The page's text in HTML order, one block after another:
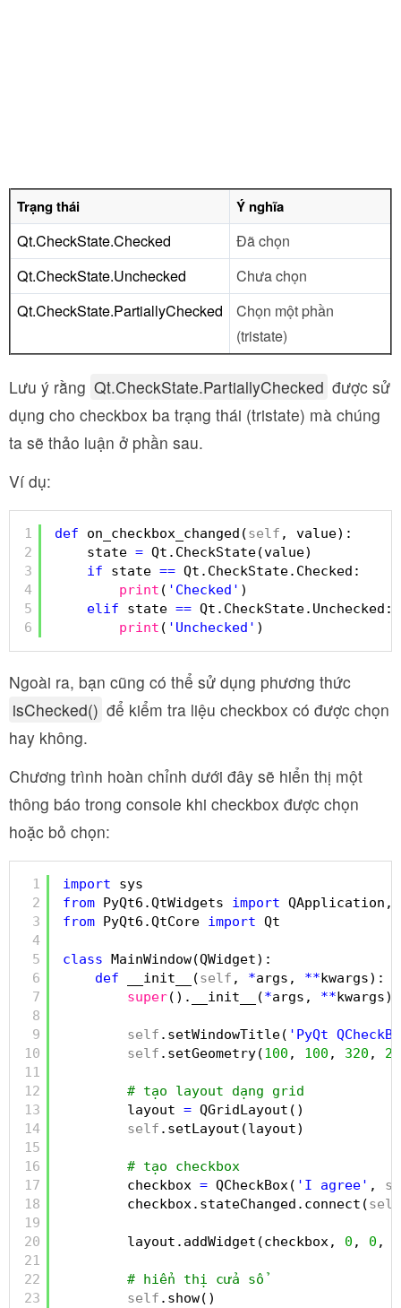
Trạng thái Ý nghĩa
Qt.CheckState.Checked
Đã chọn
Qt.CheckState.Unchecked
Chưa chọn
Qt.CheckState.PartiallyChecked
Chọn một phần
(tristate)
Lưu ý rằng Qt.CheckState.PartiallyChecked được sử
dụng cho checkbox ba trạng thái (tristate) mà chúng
ta sẽ thảo luận ở phần sau.
Ví dụ:
1
2
3
4
5
6
def on_checkbox_changed(self , value):
state = Qt.CheckState(value)
if
state == Qt.CheckState.Checked:
print ( 'Checked' )
elif
state == Qt.CheckState.Unchecked:
print ( 'Unchecked' )
Ngoài ra, bạn cũng có thể sử dụng phương thức
isChecked() để kiểm tra liệu checkbox có được chọn
hay không.
Chương trình hoàn chỉnh dưới đây sẽ hiển thị một
thông báo trong console khi checkbox được chọn
hoặc bỏ chọn:
1
2
3
4
5
6
7
8
9
10
11
12
13
14
15
16
17
18
19
20
21
22
23
import
sys
from PyQt6.QtWidgets import QApplication,
from PyQt6.QtCore import Qt
class MainWindow(QWidget):
def
__init__(self , *args, **kwargs):
super().__init__(*args, **kwargs)
self .setWindowTitle( 'PyQt
self .setGeometry(100 , 100 , 320 ,
# tạo layout dạng grid
layout = QGridLayout()
self .setLayout(layout)
# tạo checkbox
checkbox = QCheckBox( 'I agree' ,
checkbox.stateChanged.connect(self
layout.addWidget(checkbox, 0 , 0 ,
# hiển thị cửa sổ
self .show()